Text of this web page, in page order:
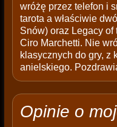
wróżę przez telefon i
tarota a właściwie
Snów) oraz Legacy of
Ciro Marchetti. Nie
klasycznych do gry, z
anielskiego.
Opinie o